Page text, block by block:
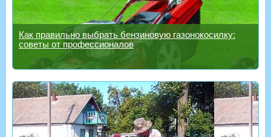
Как правильно выбрать бензиновую газонокосилку:
советы от профессионалов